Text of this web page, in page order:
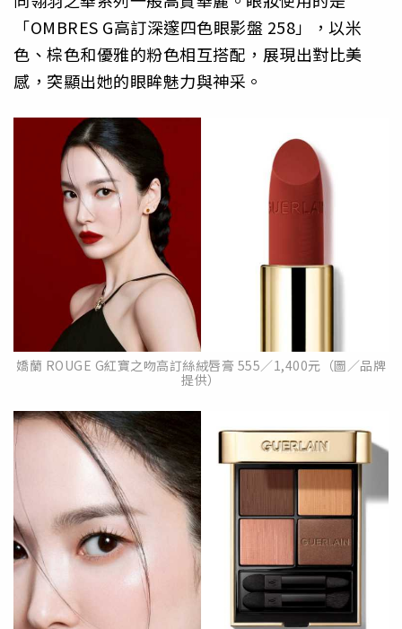
「OMBRES G高訂深邃四色眼影盤 258」，以米
色、棕色和優雅的粉色相互搭配，展現出對比美
感，突顯出她的眼眸魅力與神采。
嬌蘭 ROUGE G紅寶之吻高訂絲絨唇膏 555／1,400元（圖／品牌
提供）